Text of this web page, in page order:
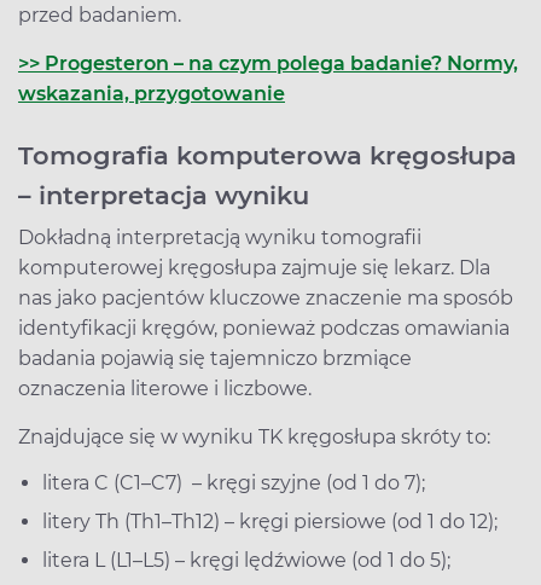
przed badaniem.
>> Progesteron – na czym polega badanie? Normy,
wskazania, przygotowanie
Tomografia komputerowa kręgosłupa
– interpretacja wyniku
Dokładną interpretacją wyniku tomografii
komputerowej kręgosłupa zajmuje się lekarz. Dla
nas jako pacjentów kluczowe znaczenie ma sposób
identyfikacji kręgów, ponieważ podczas omawiania
badania pojawią się tajemniczo brzmiące
oznaczenia literowe i liczbowe.
Znajdujące się w wyniku TK kręgosłupa skróty to:
litera C (C1–C7) – kręgi szyjne (od 1 do 7);
litery Th (Th1–Th12) – kręgi piersiowe (od 1 do 12);
litera L (L1–L5) – kręgi lędźwiowe (od 1 do 5);